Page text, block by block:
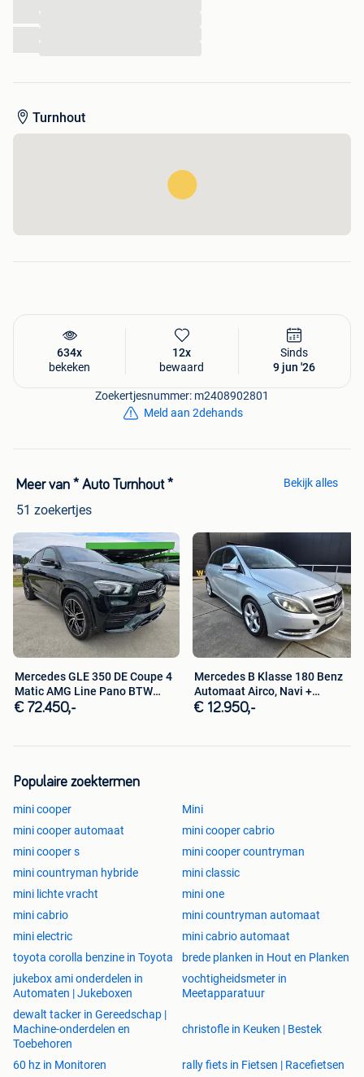
Turnhout
634x
bekeken
12x
bewaard
Sinds
9 jun '26
Zoekertjesnummer: m2408902801
Meld aan 2dehands
Meer van * Auto Turnhout *
51 zoekertjes
Bekijk alles
Mercedes GLE 350 DE Coupe 4
Matic AMG Line Pano BTW
Auto
€ 72.450,-
Mercedes B Klasse 180 Benz
Automaat Airco, Navi +
Garantie
€ 12.950,-
Populaire zoektermen
mini cooper
Mini
mini cooper automaat
mini cooper cabrio
mini cooper s
mini cooper countryman
mini countryman hybride
mini classic
mini lichte vracht
mini one
mini cabrio
mini countryman automaat
mini electric
mini cabrio automaat
toyota corolla benzine in Toyota
brede planken in Hout en Planken
jukebox ami onderdelen in
Automaten | Jukeboxen
vochtigheidsmeter in
Meetapparatuur
dewalt tacker in Gereedschap |
Machine-onderdelen en
Toebehoren
christofle in Keuken | Bestek
60 hz in Monitoren
rally fiets in Fietsen | Racefietsen